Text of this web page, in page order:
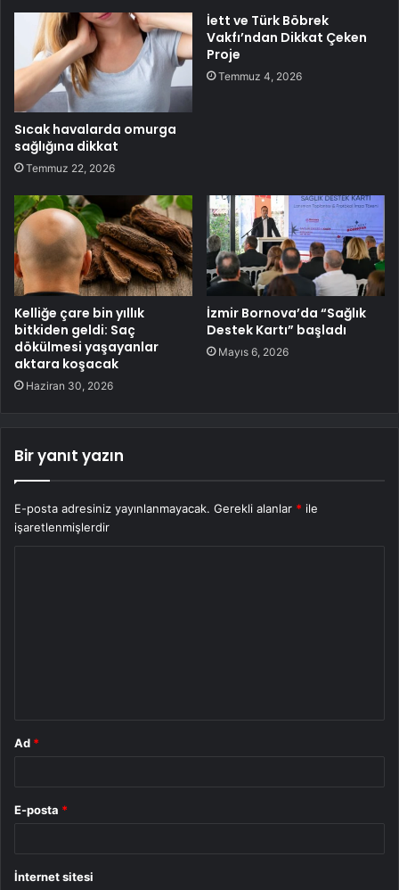
Sıcak havalarda omurga
sağlığına dikkat
Temmuz 22, 2026
İett ve Türk Böbrek
Vakfı’ndan Dikkat Çeken
Proje
Temmuz 4, 2026
Kelliğe çare bin yıllık
bitkiden geldi: Saç
dökülmesi yaşayanlar
aktara koşacak
Haziran 30, 2026
İzmir Bornova’da “Sağlık
Destek Kartı” başladı
Mayıs 6, 2026
Bir yanıt yazın
E-posta adresiniz yayınlanmayacak. Gerekli alanlar * ile
işaretlenmişlerdir
Ad *
E-posta *
İnternet sitesi